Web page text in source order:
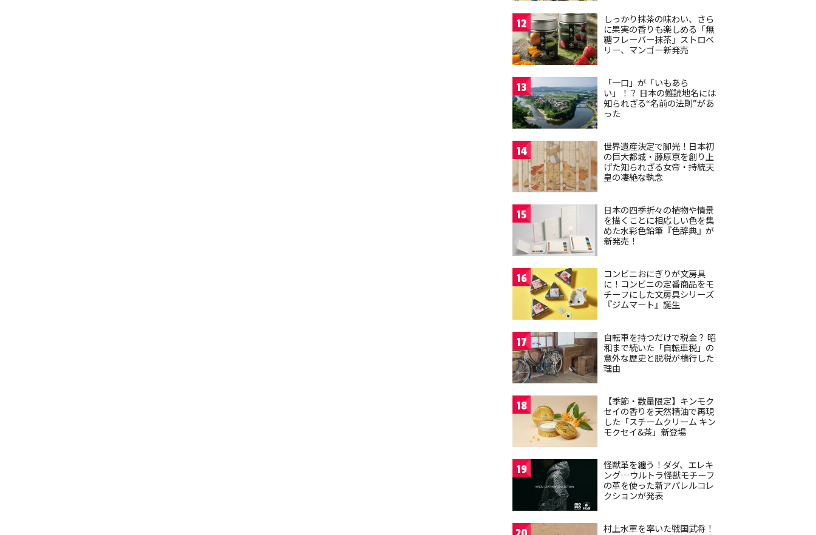
12
しっかり抹茶の味わい、さら
に果実の香りも楽しめる「無
糖フレーバー抹茶」ストロベ
リー、マンゴー新発売
13
「一口」が「いもあら
い」！？ 日本の難読地名には
知られざる“名前の法則”があ
った
14
世界遺産決定で脚光！日本初
の巨大都城・藤原京を創り上
げた知られざる女帝・持統天
皇の凄絶な執念
15
日本の四季折々の植物や情景
を描くことに相応しい色を集
めた水彩色鉛筆『色辞典』が
新発売！
16
コンビニおにぎりが文房具
に！コンビニの定番商品をモ
チーフにした文房具シリーズ
『ジムマート』誕生
17
自転車を持つだけで税金？ 昭
和まで続いた「自転車税」の
意外な歴史と脱税が横行した
理由
18
【季節・数量限定】キンモク
セイの香りを天然精油で再現
した「スチームクリーム キン
モクセイ&茶」新登場
19
怪獣革を纏う！ダダ、エレキ
ング…ウルトラ怪獣モチーフ
の革を使った新アパレルコレ
クションが発表
村上水軍を率いた戦国武将！